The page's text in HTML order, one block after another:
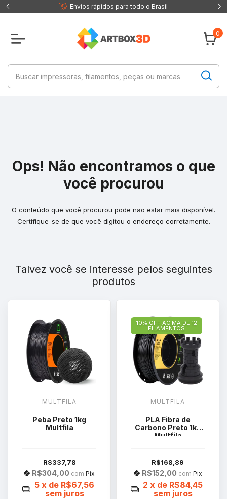
Envios rápidos para todo o Brasil
0
Ops! Não encontramos o que
você procurou
O conteúdo que você procurou pode não estar mais disponível.
Certifique-se de que você digitou o endereço corretamente.
Talvez você se interesse pelos seguintes
produtos
MULTFILA
Peba Preto 1kg
Multfila
R$337,78
R$304,00 com Pix
5 x de R$67,56
sem juros
10% OFF ACIMA DE 12
FILAMENTOS
MULTFILA
PLA Fibra de
Carbono Preto 1kg
Multfila
R$168,89
R$152,00 com Pix
2 x de R$84,45
sem juros